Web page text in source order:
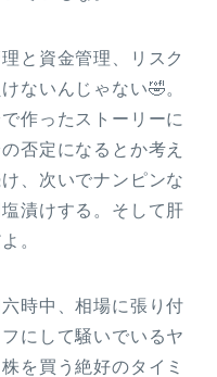
と資金管理、リスク
ないんじゃない🤣。
作ったストーリーに
否定になるとか考え
、次いでナンピンな
漬けする。そして肝
。
時中、相場に張り付
にして騒いでいるヤ
を買う絶好のタイミ